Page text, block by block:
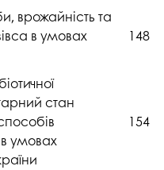
врожайність та
в умовах
148
стан
умовах
154